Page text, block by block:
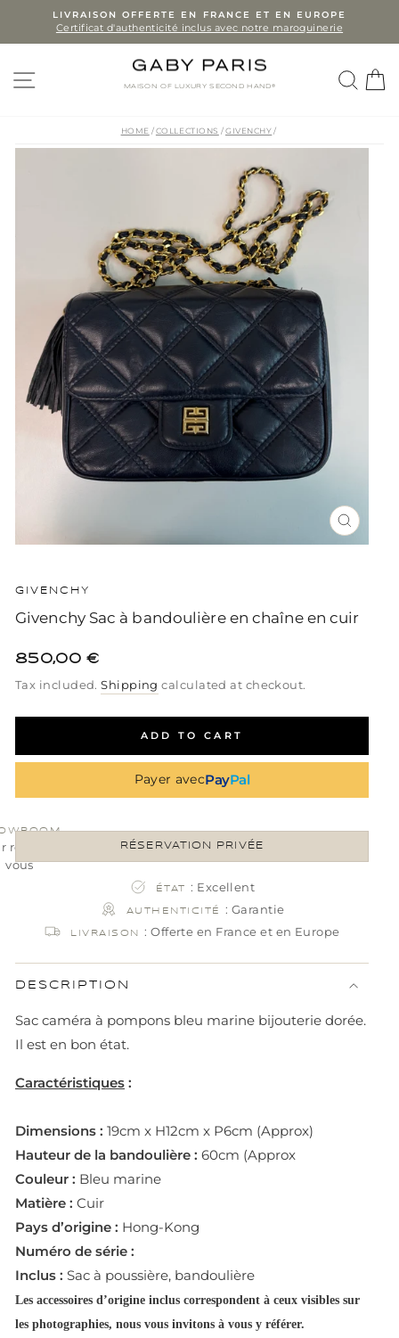
Pause
LIVRAISON OFFERTE EN FRANCE ET EN EUROPE
Certificat d'authenticité inclus avec notre maroquinerie
SITE NAVIGATION
MAISON OF LUXURY SECOND HAND®
HOME /COLLECTIONS /GIVENCHY/
CLOSE
(ESC)
GIVENCHY
Givenchy Sac à bandoulière en chaîne en cuir
Regular
price
Sale
price
Regular
price
850,00 €
Tax included.Shipping calculated at checkout.
ADD TO CART
Payer avecPayPal
rendez-
vous
RÉSERVATION PRIVÉE
ÉTAT: Excellent
AUTHENTICITÉ : Garantie
LIVRAISON: Offerte en France et en Europe
DESCRIPTION
Sac caméra à pompons bleu marine bijouterie dorée.
Il est en bon état.
Caractéristiques :
Dimensions : 19cm x H12cm x P6cm (Approx)
Hauteur de la bandoulière : 60cm (Approx
Couleur : Bleu marine
Matière : Cuir
Pays d’origine : Hong-Kong
Numéro de série :
Inclus : Sac à poussière, bandoulière
Les accessoires d’origine inclus correspondent à ceux visibles sur
les photographies, nous vous invitons à vous y référer.